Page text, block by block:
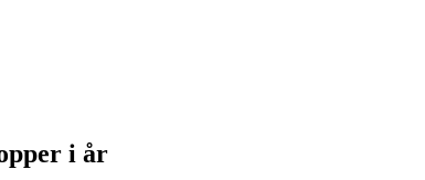
i år